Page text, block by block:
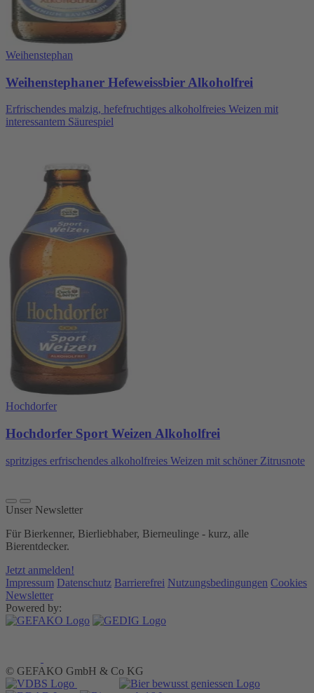
Weihenstephan
Weihenstephaner Hefeweissbier Alkoholfrei
Erfrischendes malzig, hefefruchtiges alkoholfreies Weizen mit
interessantem Säurespiel
Hochdorfer
Hochdorfer Sport Weizen Alkoholfrei
spritziges erfrischendes alkoholfreies Weizen mit schöner Zitrusnote
Unser Newsletter
Für Bierkenner, Bierliebhaber, Bierneulinge - kurz, alle
Bierentdecker.
Jetzt anmelden!
Impressum Datenschutz Barrierefrei Nutzungsbedingungen Cookies
Newsletter
Powered by:
© GEFAKO GmbH & Co KG